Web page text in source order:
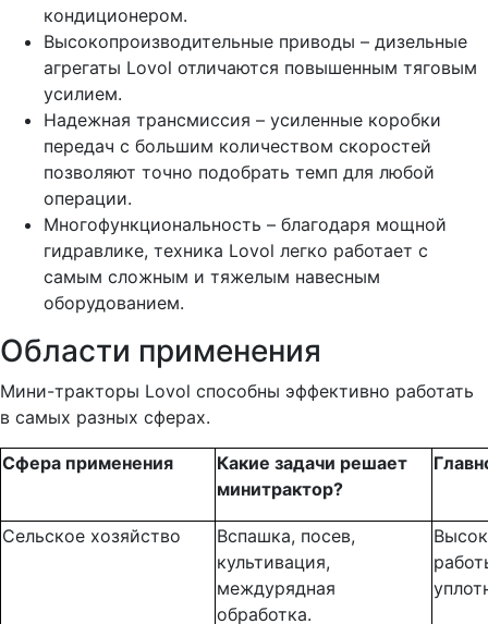
кондиционером.
Высокопроизводительные приводы – дизельные
агрегаты Lovol отличаются повышенным тяговым
усилием.
Надежная трансмиссия – усиленные коробки
передач с большим количеством скоростей
позволяют точно подобрать темп для любой
операции.
Многофункциональность – благодаря мощной
гидравлике, техника Lovol легко работает с
самым сложным и тяжелым навесным
оборудованием.
Области применения
Мини-тракторы Lovol способны эффективно работать
в самых разных сферах.
Сфера применения
Какие задачи решает
минитрактор?
Сельское хозяйство
Вспашка, посев,
культивация,
междурядная
обработка.